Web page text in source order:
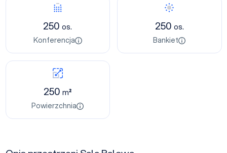
250os.
Konferencja
250 os.
Bankiet
250m²
Powierzchnia